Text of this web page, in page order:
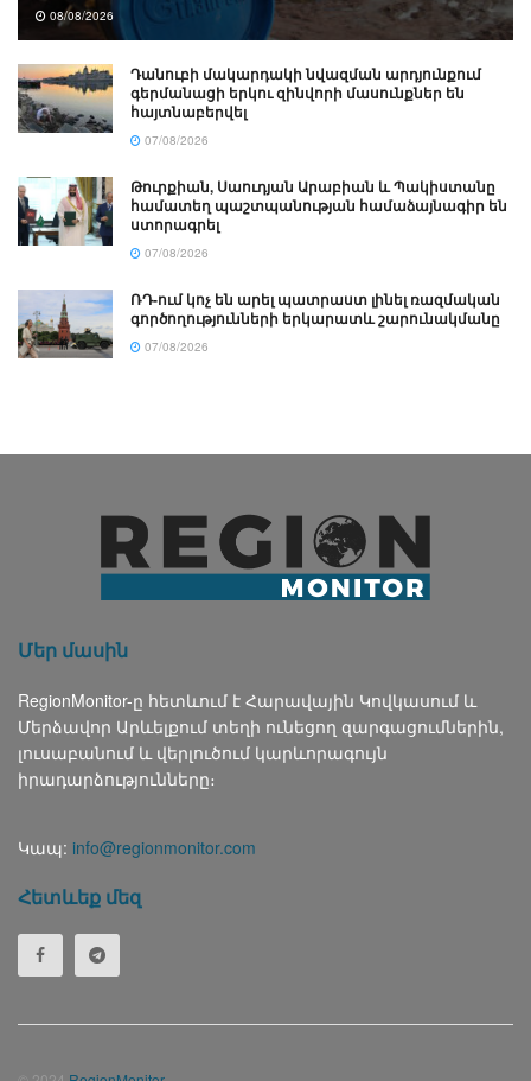
08/08/2026
Դանուբի մակարդակի նվազման արդյունքում
գերմանացի երկու զինվորի մասունքներ են
հայտնաբերվել
07/08/2026
Թուրքիան, Սաուդյան Արաբիան և Պակիստանը
համատեղ պաշտպանության համաձայնագիր են
ստորագրել
07/08/2026
ՌԴ-ում կոչ են արել պատրաստ լինել ռազմական
գործողությունների երկարատև շարունակմանը
07/08/2026
Մեր մասին
RegionMonitor-ը հետևում է Հարավային Կովկասում և
Մերձավոր Արևելքում տեղի ունեցող զարգացումներին,
լուսաբանում և վերլուծում կարևորագույն
իրադարձությունները։
Կապ: info@regionmonitor.com
Հետևեք մեզ